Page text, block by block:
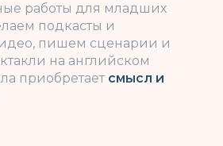
работы для младших
подкасты и
пишем сценарии и
на английском
приобретает смысл и